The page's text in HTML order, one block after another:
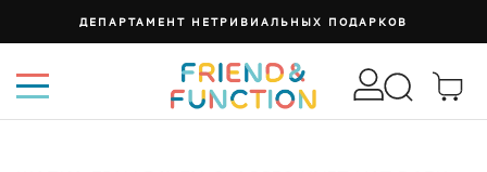
ДЕПАРТАМЕНТ НЕТРИВИАЛЬНЫХ ПОДАРКОВ